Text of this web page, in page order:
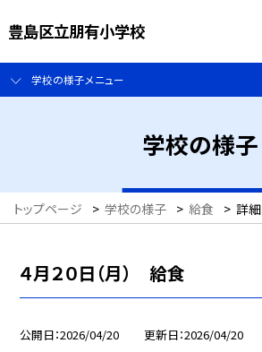
豊島区立朋有小学校
学校の様子メニュー
学校の様子
トップページ > 学校の様子 > 給食 > 詳細
４月２０日（月） 給食
公開日 2026/04/20 更新日 2026/04/20